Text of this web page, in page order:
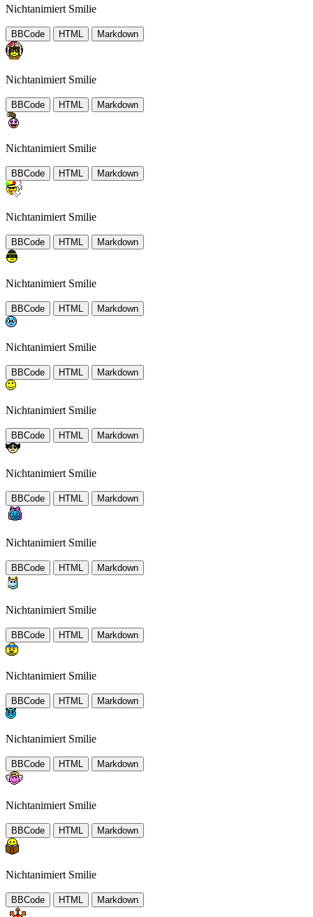
Nichtanimiert Smilie
BBCode HTML Markdown
Nichtanimiert Smilie
BBCode HTML Markdown
Nichtanimiert Smilie
BBCode HTML Markdown
Nichtanimiert Smilie
BBCode HTML Markdown
Nichtanimiert Smilie
BBCode HTML Markdown
Nichtanimiert Smilie
BBCode HTML Markdown
Nichtanimiert Smilie
BBCode HTML Markdown
Nichtanimiert Smilie
BBCode HTML Markdown
Nichtanimiert Smilie
BBCode HTML Markdown
Nichtanimiert Smilie
BBCode HTML Markdown
Nichtanimiert Smilie
BBCode HTML Markdown
Nichtanimiert Smilie
BBCode HTML Markdown
Nichtanimiert Smilie
BBCode HTML Markdown
Nichtanimiert Smilie
BBCode HTML Markdown